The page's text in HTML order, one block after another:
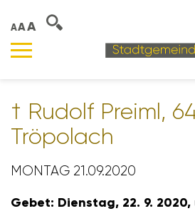
AAA
† Rudolf Preiml,
Tröpo­lach
MONTAG 21.09.2020
Gebet: Dienstag, 22. 9. 2020,